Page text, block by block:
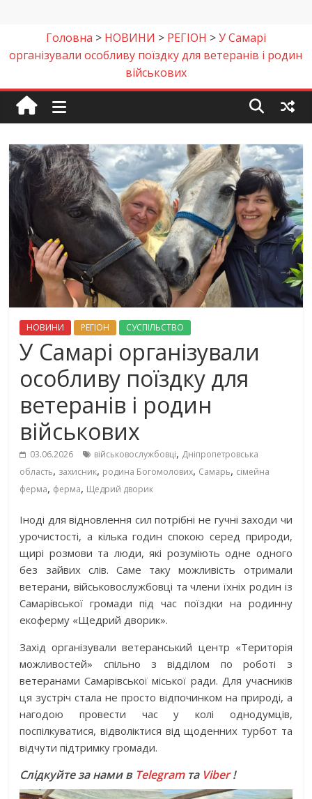
Головна > НОВИНИ > РЕГІОН >У Самарі
організували особливу поїздку для ветеранів і родин
військових
НОВИНИ РЕГІОН СУСПІЛЬСТВО
У Самарі організували
особливу поїздку для
ветеранів і родин
військових
03.06.2026 військовослужбовці, Дніпропетровська
область, захисник, родина Богомолових, Самарь, сімейна
ферма, ферма, Щедрий дворик
Іноді для відновлення сил потрібні не гучні заходи чи
урочистості, а кілька годин спокою серед природи,
щирі розмови та люди, які розуміють одне одного
без зайвих слів. Саме таку можливість отримали
ветерани, військовослужбовці та члени їхніх родин із
Самарівської громади під час поїздки на родинну
екоферму «Щедрий дворик».
Захід організували ветеранський центр «Територія
можливостей» спільно з відділом по роботі з
ветеранами Самарівської міської ради. Для учасників
ця зустріч стала не просто відпочинком на природі, а
нагодою провести час у колі однодумців,
поспілкуватися, відволіктися від щоденних турбот та
відчути підтримку громади.
Слідкуйте за нами в Telegramта Viber!